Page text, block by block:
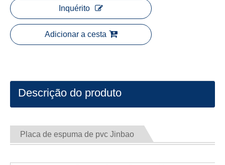
Inquérito
Adicionar a cesta
Descrição do produto
Placa de espuma de pvc Jinbao